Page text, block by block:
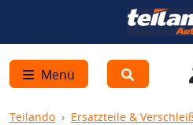
Menü
Teilando Ersatzteile &